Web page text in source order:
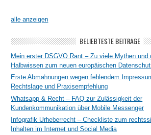
alle anzeigen
BELIEBTESTE BEITRÄGE
Mein erster DSGVO Rant – Zu viele Mythen und
Halbwissen zum neuen europäischen
Erste Abmahnungen wegen fehlendem
Rechtslage und Praxisempfehlung
Whatsapp & Recht – FAQ zur Zulässigkeit der
Kundenkommunikation über Mobile Messenger
Infografik Urheberrecht – Checkliste zum
Inhalten im Internet und Social Media